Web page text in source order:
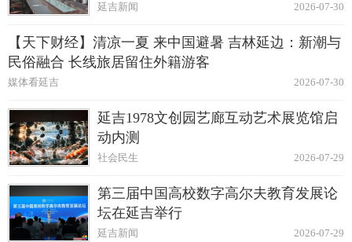
2026-07-30
延吉新闻
【天下财经】清凉一夏 来中国避暑 吉林延边：新潮与
民俗融合 长线旅居留住外籍游客
2026-07-30
媒体看延吉
延吉1978文创园艺廊互动艺术展览馆启
动内测
2026-07-29
社会民生
第三届中国高校数字高尔夫教育发展论
坛在延吉举行
2026-07-29
延吉新闻